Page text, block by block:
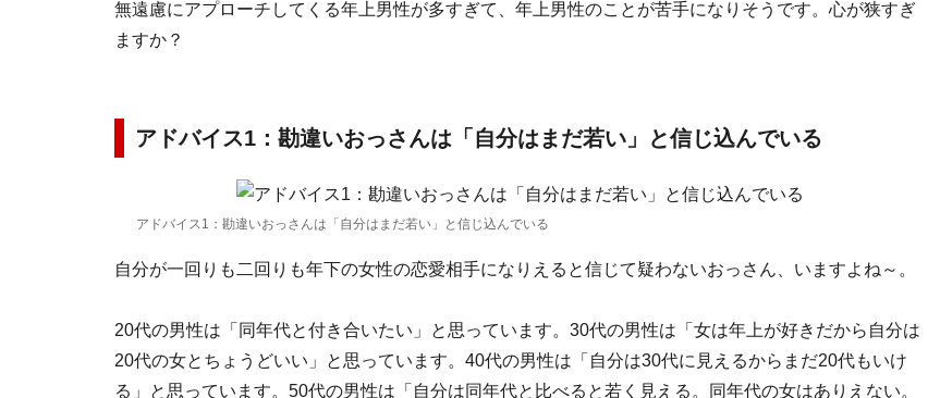
無遠慮にアプローチしてくる年上男性が多すぎて、年上男性のことが苦手になりそうです。心が狭すぎ
ますか？
アドバイス1：勘違いおっさんは「自分はまだ若い」と信じ込んでいる
アドバイス1：勘違いおっさんは「自分はまだ若い」と信じ込んでいる
自分が一回りも二回りも年下の女性の恋愛相手になりえると信じて疑わないおっさん、いますよね～。
20代の男性は「同年代と付き合いたい」と思っています。30代の男性は「女は年上が好きだから自分は
20代の女とちょうどいい」と思っています。40代の男性は「自分は30代に見えるからまだ20代もいけ
る」と思っています。50代の男性は「自分は同年代と比べると若く見える。同年代の女はありえない。